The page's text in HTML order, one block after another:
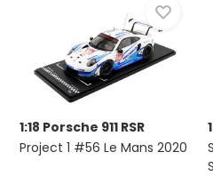
1:18 Porsche 911 RSR
Project 1 #56 Le Mans 2020